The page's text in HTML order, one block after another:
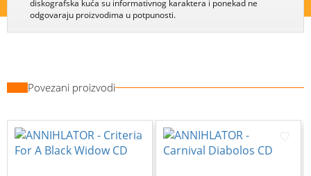
diskografska kuća su informativnog karaktera i ponekad ne
odgovaraju proizvodima u potpunosti.
Povezani proizvodi